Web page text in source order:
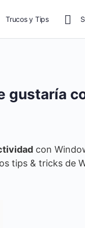
Trucos y Tips
gustaría
con
tips & tricks de